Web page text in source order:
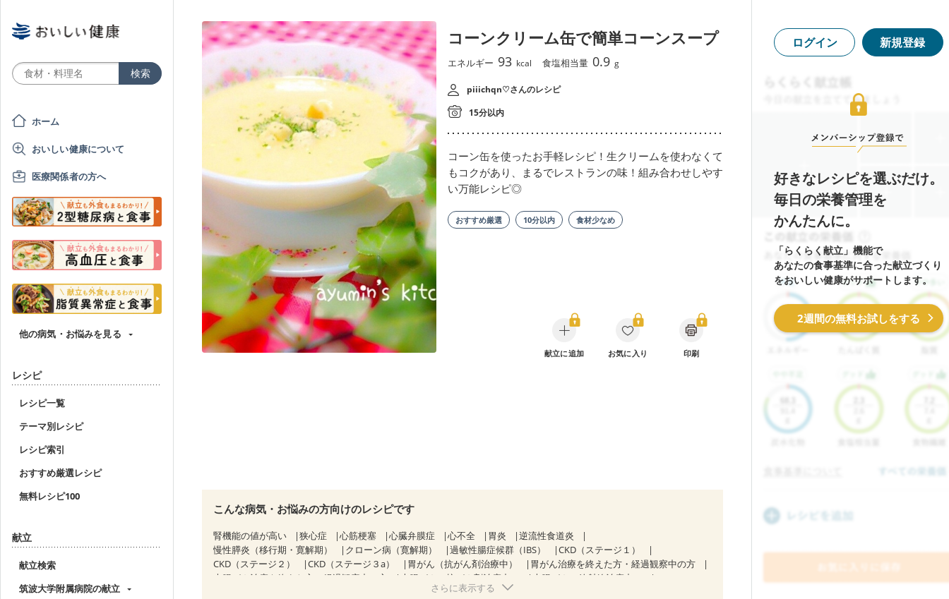
ホーム
おいしい健康について
医療関係者の方へ
他の病気・お悩みを見る
レシピ
レシピ一覧
テーマ別レシピ
レシピ索引
おすすめ厳選レシピ
無料レシピ100
献立
献立検索
筑波大学附属病院の献立
コーンクリーム缶で簡単コーンスープ
エネルギー 93 kcal 食塩相当量 0.9 g
piiichqn♡さんのレシピ
15分以内
コーン缶を使ったお手軽レシピ！生クリームを使わなくて
もコクがあり、まるでレストランの味！組み合わせしやす
い万能レシピ◎
おすすめ厳選 10分以内 食材少なめ
献立に追加 お気に入り 印刷
こんな病気・お悩みの方向けのレシピです
腎機能の値が高い 狭心症 心筋梗塞 心臓弁膜症 心不全 胃炎
逆流性食道炎
慢性膵炎（移行期・寛解期）
クローン病（寛解期） 過敏性腸症候群（IBS）
CKD（ステージ１）
CKD（ステージ２）
CKD（ステージ３a） 胃がん（抗がん剤治療中）
胃がん治療を終えた方・経過観察中の方
大腸がん治療を終えた方・経過観察中の方
大腸がん（抗がん剤治療中）
大腸がん（放射線治療中）
フレイル（年齢に合わせた体作り）
さらに表示する
ログイン 新規登録
好きなレシピを選ぶだけ。
毎日の栄養管理を
かんたんに。
「らくらく献立」機能で
あなたの食事基準に合った献立づくり
をおいしい健康がサポートします。
2週間の無料お試しをする